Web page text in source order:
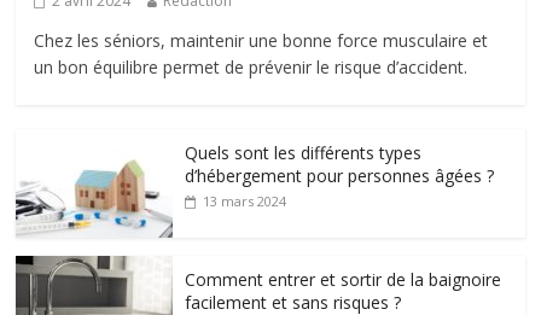
Chez les séniors, maintenir une bonne force musculaire et
un bon équilibre permet de prévenir le risque d’accident.
Quels sont les différents types
d’hébergement pour personnes âgées ?
13 mars 2024
Comment entrer et sortir de la baignoire
facilement et sans risques ?